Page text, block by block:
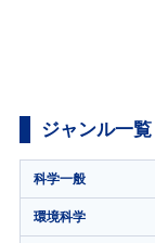
ジャンル一覧
科学一般
環境科学